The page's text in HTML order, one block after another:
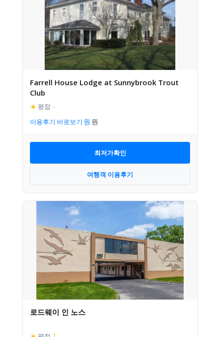
Farrell House Lodge at Sunnybrook Trout
Club
★ 평점 –
이용후기 바로보기
최저가확인
여행객 이용후기
로드웨이 인 노스